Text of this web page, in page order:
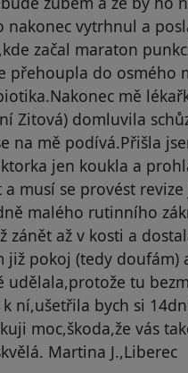
nakonec vytrhnul a
začal maraton
přehoupla do osmého
mě
Zitová) domluvila
na mě podívá.Přišla
jen koukla a
a musí se provést
malého rutinního
zánět až v kosti a
již pokoj (tedy doufám)
udělala,protože tu
ní,ušetřila bych si
moc,škoda,že vás
Martina J.,Liberec